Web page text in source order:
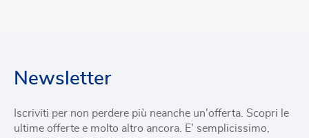
Newsletter
Iscriviti per non perdere più neanche un'offerta. Scopri le
ultime offerte e molto altro ancora. E' semplicissimo,